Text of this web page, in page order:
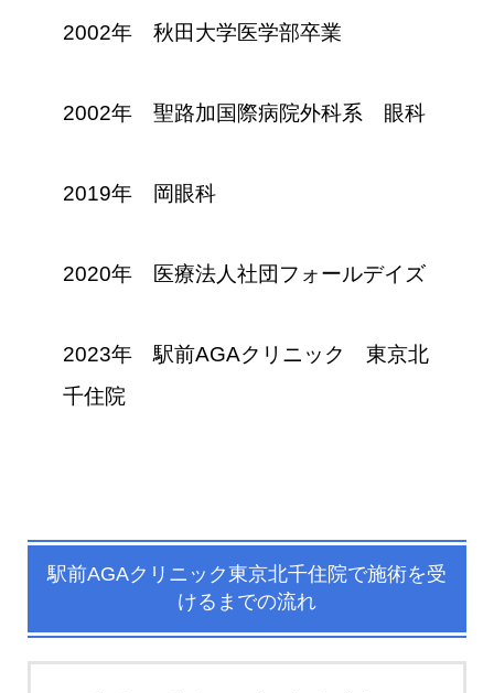
2002年 秋田大学医学部卒業
2002年 聖路加国際病院外科系 眼科
2019年 岡眼科
2020年 医療法人社団フォールデイズ
2023年 駅前AGAクリニック 東京北
千住院
駅前AGAクリニック東京北千住院で施術を受
けるまでの流れ